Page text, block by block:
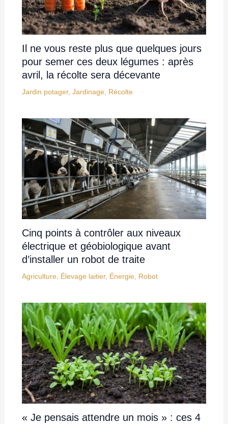
Il ne vous reste plus que quelques jours
pour semer ces deux légumes : après
avril, la récolte sera décevante
Jardin potager, Jardinage, Récolte
Cinq points à contrôler aux niveaux
électrique et géobiologique avant
d’installer un robot de traite
Agriculture Élevage laitier, Énergie Robot
« Je pensais attendre un mois » : ces 4